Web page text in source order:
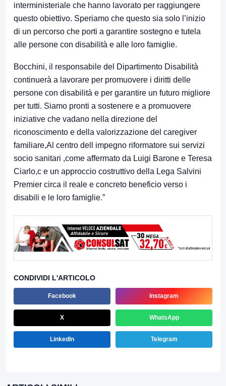
interministeriale che hanno lavorato per raggiungere
questo obiettivo. Speriamo che questo sia solo l’inizio
di un percorso che porti a garantire sostegno e tutela
alle persone con disabilità e alle loro famiglie.
Bocchini, il responsabile del Dipartimento Disabilità
continuerà a lavorare per promuovere i diritti delle
persone con disabilità e per garantire un futuro migliore
per tutti. Siamo pronti a sostenere e a promuovere
iniziative che vadano nella direzione del
riconoscimento e della valorizzazione del caregiver
familiare,Al centro dell impegno riformatore sui servizi
socio sanitari ,come affermato da Luigi Barone e Teresa
Ciarlo,c e un approccio costruttivo della Lega Salvini
Premier circa il reale e concreto beneficio verso i
disabili e le loro famiglie.”
CONDIVIDI L'ARTICOLO
Facebook Instagram
X WhatsApp
LinkedIn Telegram